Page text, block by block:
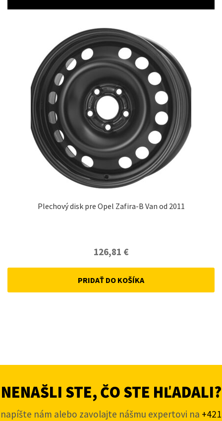
Plechový disk pre Opel Zafira-B Van od 2011
126,81 €
PRIDAŤ DO KOŠÍKA
NENAŠLI STE, ČO STE HĽADALI?
napíšte nám alebo zavolajte nášmu expertovi na +421